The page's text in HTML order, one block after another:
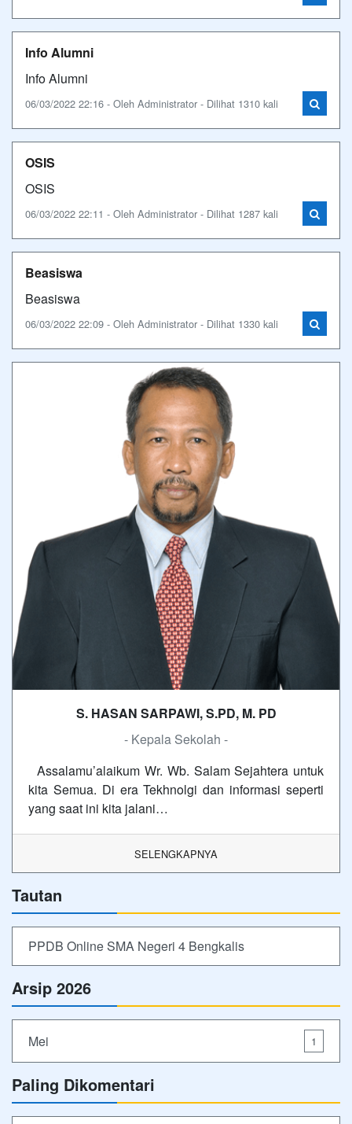
Info Alumni
Info Alumni
06/03/2022 22:16 - Oleh Administrator - Dilihat 1310 kali
OSIS
OSIS
06/03/2022 22:11 - Oleh Administrator - Dilihat 1287 kali
Beasiswa
Beasiswa
06/03/2022 22:09 - Oleh Administrator - Dilihat 1330 kali
S. HASAN SARPAWI, S.PD, M. PD
- Kepala Sekolah -
Assalamu’alaikum Wr. Wb. Salam Sejahtera untuk
kita Semua. Di era Tekhnolgi dan informasi seperti
yang saat ini kita jalani…
SELENGKAPNYA
Tautan
PPDB Online SMA Negeri 4 Bengkalis
Arsip 2026
Mei 1
Paling Dikomentari